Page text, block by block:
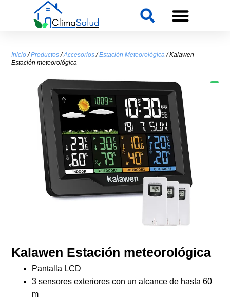
Inicio/Productos/Accesorios/Estación Meteorológica/ Kalawen
Estación meteorológica
Kalawen Estación meteorológica
Pantalla LCD
3 sensores exteriores con un alcance de hasta 60
m